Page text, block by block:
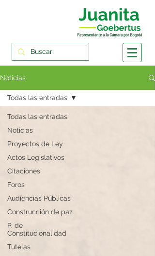
Noticias
Todas las entradas
Noticias
Proyectos de Ley
Actos Legislativos
Citaciones
Foros
Audiencias Públicas
Construcción de paz
P. de
Constitucionalidad
Tutelas
Todas las entradas